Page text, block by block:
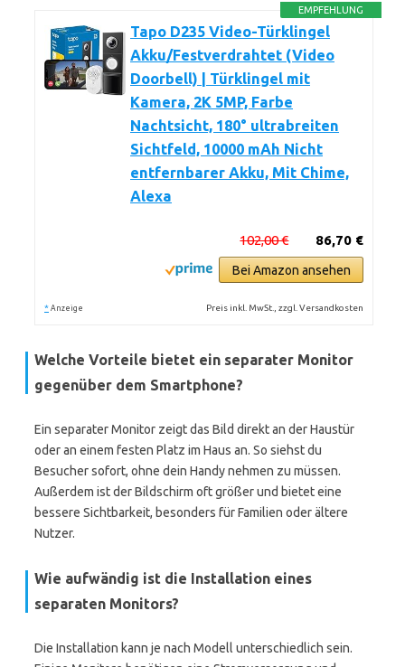
EMPFEHLUNG
Tapo D235 Video-Türklingel
Akku/Festverdrahtet (Video
Doorbell) | Türklingel mit
Kamera, 2K 5MP, Farbe
Nachtsicht, 180° ultrabreiten
Sichtfeld, 10000 mAh Nicht
entfernbarer Akku, Mit Chime,
Alexa
86,70 €
102,00 €
Bei Amazon ansehen
* Anzeige Preis inkl. MwSt., zzgl. Versandkosten
Welche Vorteile bietet ein separater Monitor
gegenüber dem Smartphone?
Ein separater Monitor zeigt das Bild direkt an der Haustür
oder an einem festen Platz im Haus an. So siehst du
Besucher sofort, ohne dein Handy nehmen zu müssen.
Außerdem ist der Bildschirm oft größer und bietet eine
bessere Sichtbarkeit, besonders für Familien oder ältere
Nutzer.
Wie aufwändig ist die Installation eines
separaten Monitors?
Die Installation kann je nach Modell unterschiedlich sein.